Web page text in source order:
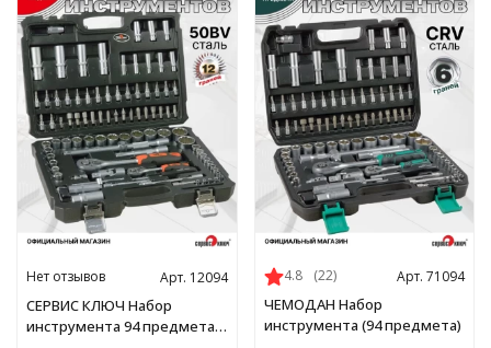
СЕРВИС КЛЮЧ Набор
инструмента 94 предмета
Нет отзывов Арт. 12094
ЧЕМОДАН Набор
инструмента (94 предмета)
4.8 (22) Арт. 71094